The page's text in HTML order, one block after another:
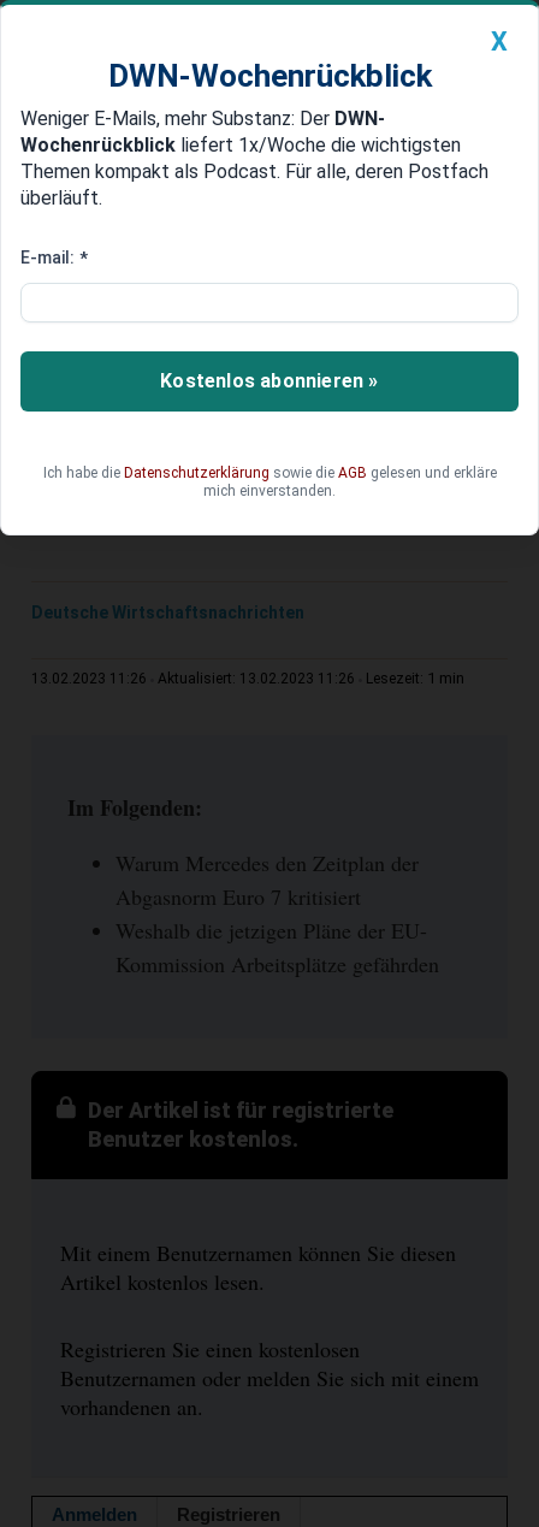
Newsticker MEIN DWN: Geldanlage Premium
Edelmetalle DWN-Magazin China
Mercedes-Betriebsratschef
Euro 7
Vertreter der Autoindustrie laufen Sturm gegen
die Pläne der EU-Kommission für eine neue
fordert mehr Zeit für die Umsetzung. Andernfalls
seien Arbeitsplätze in Gefahr.
Deutsche Wirtschaftsnachrichten
13.02.2023 11:26 Aktualisiert: 13.02.2023 11:26 Lesezeit: 1 min
Im Folgenden:
Warum Mercedes den Zeitplan der
Abgasnorm Euro 7 kritisiert
Weshalb die jetzigen Pläne der EU-
Kommission Arbeitsplätze gefährden
Der Artikel ist für registrierte
Benutzer kostenlos.
Mit einem Benutzernamen können Sie diesen
Artikel kostenlos lesen.
Registrieren Sie einen kostenlosen
Benutzernamen oder melden Sie sich mit einem
vorhandenen an.
Anmelden Registrieren
X
DWN-Wochenrückblick
Weniger E-Mails, mehr Substanz: Der DWN-
Wochenrückblick liefert 1x/Woche die wichtigsten
Themen kompakt als Podcast. Für alle, deren Postfach
überläuft.
E-mail: *
Kostenlos abonnieren »
Ich habe die Datenschutzerklärung sowie die AGB gelesen und erkläre
mich einverstanden.